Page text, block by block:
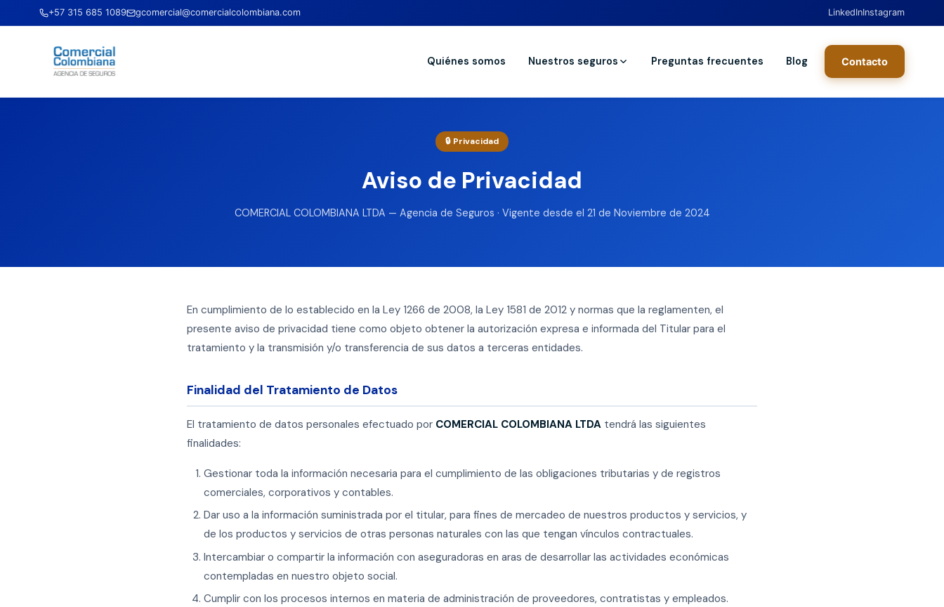
+57 315 685 1089 gcomercial@comercialcolombiana.com LinkedInInstagram
Quiénes somos Nuestros seguros Preguntas frecuentes Blog Contacto
🔒 Privacidad
Aviso de Privacidad
COMERCIAL COLOMBIANA LTDA — Agencia de Seguros · Vigente desde el 21 de Noviembre de 2024
En cumplimiento de lo establecido en la Ley 1266 de 2008, la Ley 1581 de 2012 y normas que la reglamenten, el
presente aviso de privacidad tiene como objeto obtener la autorización expresa e informada del Titular para el
tratamiento y la transmisión y/o transferencia de sus datos a terceras entidades.
Finalidad del Tratamiento de Datos
El tratamiento de datos personales efectuado por COMERCIAL COLOMBIANA LTDA tendrá las siguientes
finalidades:
Gestionar toda la información necesaria para el cumplimiento de las obligaciones tributarias y de registros
comerciales, corporativos y contables.
Dar uso a la información suministrada por el titular, para fines de mercadeo de nuestros productos y servicios, y
de los productos y servicios de otras personas naturales con las que tengan vínculos contractuales.
Intercambiar o compartir la información con aseguradoras en aras de desarrollar las actividades económicas
contempladas en nuestro objeto social.
Cumplir con los procesos internos en materia de administración de proveedores, contratistas y empleados.